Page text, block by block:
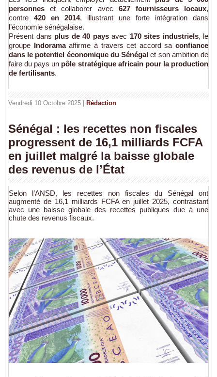
personnes et collaborer avec 627 fournisseurs locaux,
contre 420 en 2014, illustrant une forte intégration dans
l’économie sénégalaise.
Présent dans plus de 40 paysavec 170 sites industriels, le
groupe Indoramaaffirme à travers cet accord sa confiance
dans le potentiel économique du Sénégal et son ambition de
faire du pays un pôle stratégique africain pour la production
de fertilisants.
Vendredi 10 Octobre 2025 | Rédaction
Sénégal : les recettes non fiscales
progressent de 16,1 milliards FCFA
en juillet malgré la baisse globale
des revenus de l’État
Selon l’ANSD, les recettes non fiscales du Sénégal ont
augmenté de 16,1 milliards FCFA en juillet 2025, contrastant
avec une baisse globale des recettes publiques due à une
chute des revenus fiscaux.